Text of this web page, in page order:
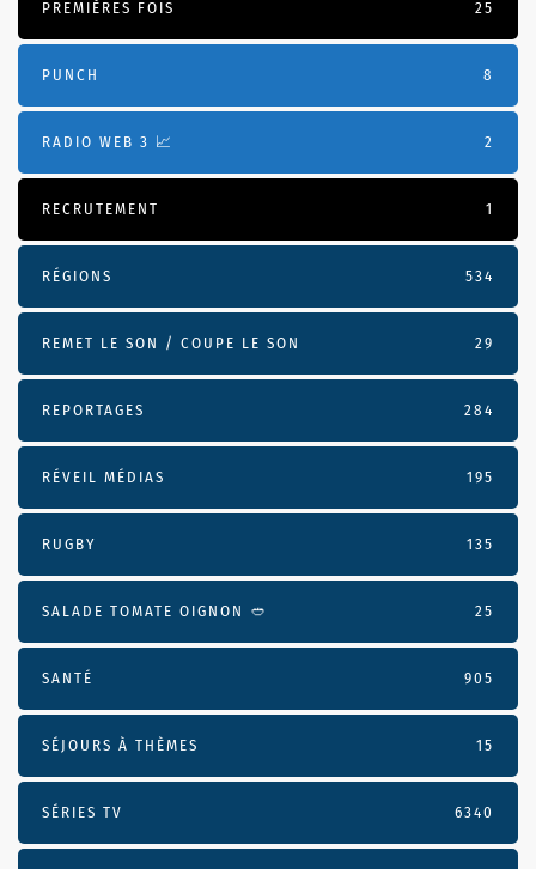
PREMIÈRES FOIS 25
PUNCH 8
RADIO WEB 3 📈 2
RECRUTEMENT 1
RÉGIONS 534
REMET LE SON / COUPE LE SON 29
REPORTAGES 284
RÉVEIL MÉDIAS 195
RUGBY 135
SALADE TOMATE OIGNON 🥙 25
SANTÉ 905
SÉJOURS À THÈMES 15
SÉRIES TV 6340